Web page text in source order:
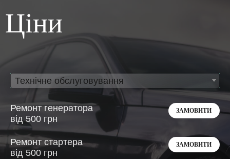
Ціни
Технічне обслуговування
Ремонт генератора
від 500 грн
ЗАМОВИТИ
Ремонт стартера
від 500 грн
ЗАМОВИТИ